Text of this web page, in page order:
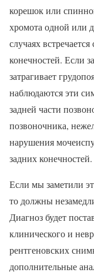
корешок или
хромота одной или
случаях
конечностей. Если
затрагивает
наблюдаются эти
задней части
позвоночника,
нарушения
задних конечностей.
Если мы заметили
то должны
Диагноз будет
клинического и
рентгеновских
дополнительные